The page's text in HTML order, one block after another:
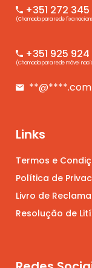
+351 272
(Chamada para rede fixa
+351 925 924
(Chamada para rede móvel
**@****.com
Links
Termos e
Política de
Livro de
Resolução de